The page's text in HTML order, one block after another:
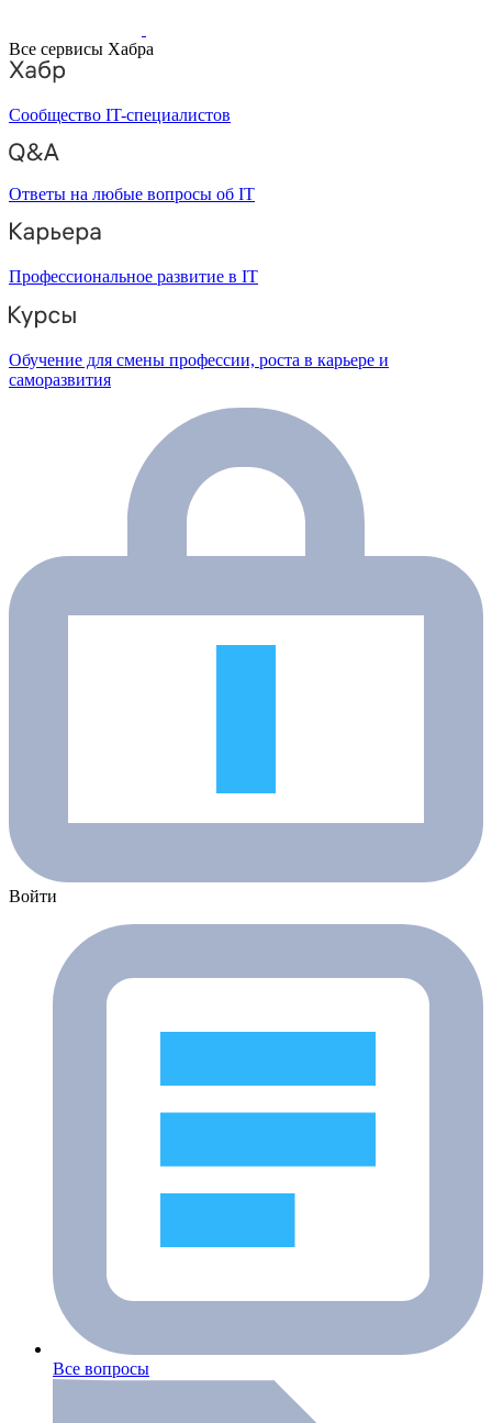
Все сервисы Хабра
Сообщество IT-специалистов
Ответы на любые вопросы об IT
Профессиональное развитие в IT
Обучение для смены профессии, роста в карьере и
саморазвития
Войти
Все вопросы